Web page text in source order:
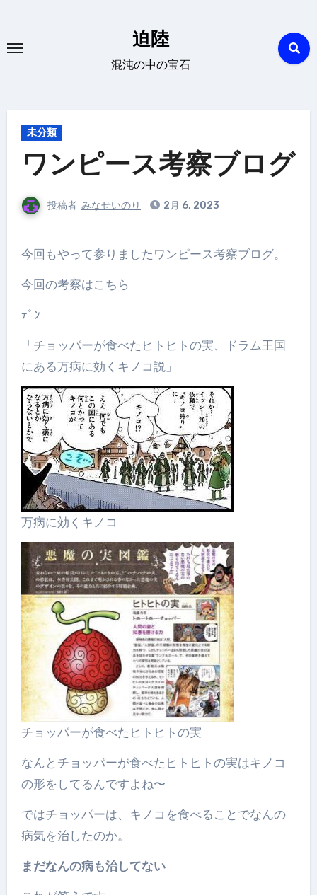
を
迫陸
混沌の中の宝石
未分類
ワンピース考察ブログ
投稿者 みなせいのり 2月 6, 2023
今回もやって参りましたワンピース考察ブログ。
今回の考察はこちら
ﾃﾞﾝ
「チョッパーが食べたヒトヒトの実、ドラム王国
にある万病に効くキノコ説」
万病に効くキノコ
チョッパーが食べたヒトヒトの実
なんとチョッパーが食べたヒトヒトの実はキノコ
の形をしてるんですよね〜
ではチョッパーは、キノコを食べることでなんの
病気を治したのか。
まだなんの病も治してない